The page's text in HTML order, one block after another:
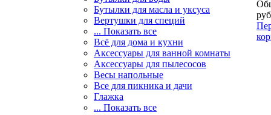
Бутылки для масла и уксуса
Вертушки для специй
... Показать все
Всё для дома и кухни
Аксессуары для ванной комнаты
Аксессуары для пылесосов
Весы напольные
Все для пикника и дачи
Глажка
... Показать все